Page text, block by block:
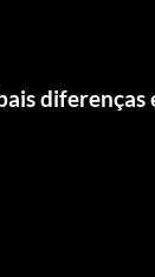
diferenças